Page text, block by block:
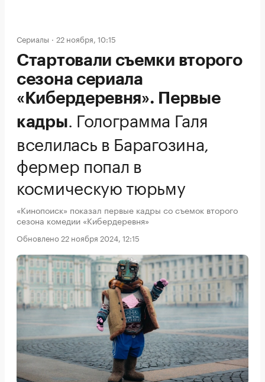
Сериалы 22 ноября, 10:15
Стартовали съемки второго
сезона сериала
«Кибердеревня». Первые
кадры. Голограмма Галя
вселилась в Барагозина,
фермер попал в
космическую тюрьму
«Кинопоиск» показал первые кадры со съемок второго
сезона комедии «Кибердеревня»
Обновлено 22 ноября 2024, 12:15